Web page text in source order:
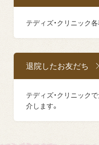
テディズ・クリニック
退院したお友だち
テディズ・クリニック
介します。